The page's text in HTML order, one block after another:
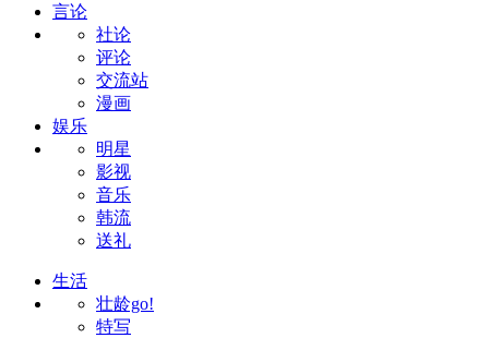
言论
社论
评论
交流站
漫画
娱乐
明星
影视
音乐
韩流
送礼
生活
壮龄go!
特写